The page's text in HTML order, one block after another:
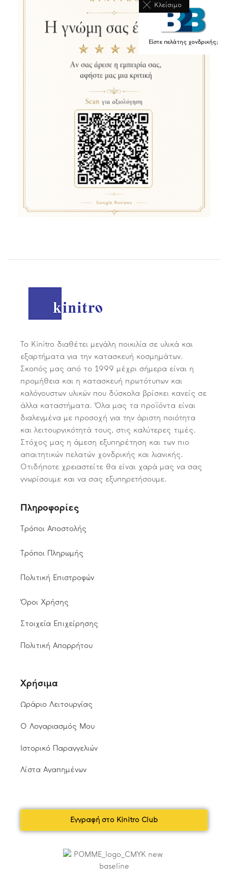
Κλείσιμο
Είστε πελάτης χονδρικής;
Το Kinitro διαθέτει μεγάλη ποικιλία σε υλικά και
εξαρτήματα για την κατασκευή κοσμημάτων.
Σκοπός μας από το 1999 μέχρι σήμερα είναι η
προμήθεια και η κατασκευή πρωτότυπων και
καλόγουστων υλικών που δύσκολα βρίσκει κανείς σε
άλλα καταστήματα. Όλα μας τα προϊόντα είναι
διαλεγμένα με προσοχή για την άριστη ποιότητα
και λειτουργικότητά τους, στις καλύτερες τιμές.
Στόχος μας η άμεση εξυπηρέτηση και των πιο
απαιτητικών πελατών χονδρικής και λιανικής.
Οτιδήποτε χρειαστείτε θα είναι χαρά μας να σας
γνωρίσουμε και να σας εξυπηρετήσουμε.
Πληροφορίες
Τρόποι Αποστολής
Τρόποι Πληρωμής
Πολιτική Επιστροφών
Όροι Χρήσης
Στοιχεία Επιχείρησης
Πολιτική Απορρήτου
Χρήσιμα
Ωράριο Λειτουργίας
Ο Λογαριασμός Μου
Ιστορικό Παραγγελιών
Λίστα Αγαπημένων
Εγγραφή στο Kinitro Club